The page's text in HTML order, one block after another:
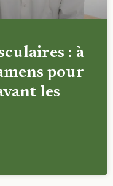
: à
pour
les